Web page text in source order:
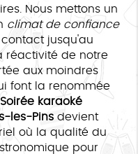
Nous mettons un
climat de confiance
jusqu'au
réactivité de notre
aux moindres
font la renommée
Soirée karaoké
les-Pins devient
où la qualité du
pour